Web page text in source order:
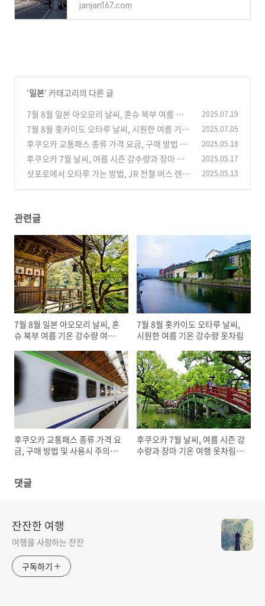
janjan167.com
'일본' 카테고리의 다른 글
7월 8월 일본 아오모리 날씨, 혼슈 북부 여름 기온
강수량 여행 시기 옷차림
(0)
2025.07.19
7월 8월 홋카이도 오타루 날씨, 시원한 여름 기온
강수량 옷차림
(0)
2025.07.05
후쿠오카 교통패스 종류 가격 요금, 구매 방법 및
사용시 주의사항
(0)
2025.05.18
후쿠오카 7월 날씨, 여름 시즌 강수량과 장마 기
온 여행 옷차림 준비물 (0)
2025.05.17
삿포로에서 오타루 가는 방법, JR 전철 버스 렌터
2025.05.13
관련글
7월 8월 일본 아오모리 날씨, 혼
슈 북부 여름 기온 강수량 여행
7월 8월 홋카이도 오타루 날씨,
시원한 여름 기온 강수량 옷차림
후쿠오카 교통패스 종류 가격 요
금, 구매 방법 및 사용시 주의사
후쿠오카 7월 날씨, 여름 시즌 강
수량과 장마 기온 여행 옷차림
댓글
잔잔한 여행
여행을 사랑하는 잔잔
구독하기